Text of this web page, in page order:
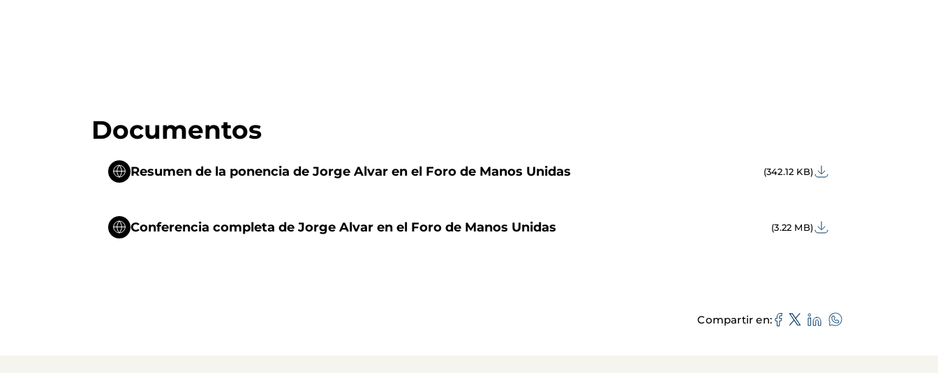
Documentos
Resumen de la ponencia de Jorge Alvar en el Foro de Manos Unidas (342.12 KB)
Conferencia completa de Jorge Alvar en el Foro de Manos Unidas (3.22 MB)
Compartir en